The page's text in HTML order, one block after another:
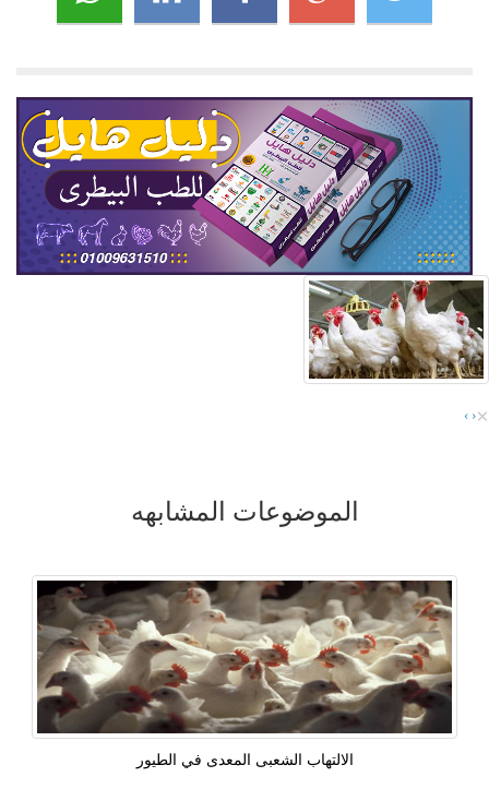
‹
› ×
الموضوعات المشابهه
الالتهاب الشعبى المعدى في الطيور